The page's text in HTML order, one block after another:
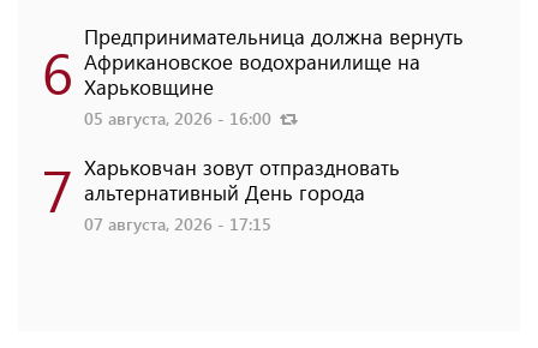
6 Предпринимательница должна вернуть
Африкановское водохранилище на
Харьковщине
05 августа, 2026 - 16:00
7 Харьковчан зовут отпраздновать
альтернативный День города
07 августа, 2026 - 17:15